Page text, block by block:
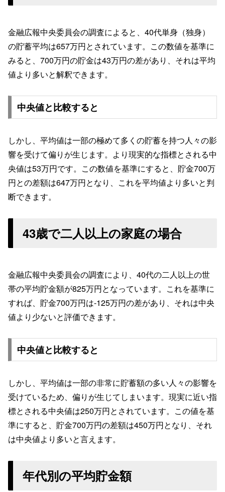
金融広報中央委員会の調査によると、40代単身（独身）
の貯蓄平均は657万円とされています。この数値を基準に
みると、700万円の貯金は43万円の差があり、それは平均
値より多いと解釈できます。
中央値と比較すると
しかし、平均値は一部の極めて多くの貯蓄を持つ人々の影
響を受けて偏りが生じます。より現実的な指標とされる中
央値は53万円です。この数値を基準にすると、貯金700万
円との差額は647万円となり、これを平均値より多いと判
断できます。
43歳で二人以上の家庭の場合
金融広報中央委員会の調査により、40代の二人以上の世
帯の平均貯金額が825万円となっています。これを基準に
すれば、貯金700万円は-125万円の差があり、それは中央
値より少ないと評価できます。
中央値と比較すると
しかし、平均値は一部の非常に貯蓄額の多い人々の影響を
受けているため、偏りが生じてしまいます。現実に近い指
標とされる中央値は250万円とされています。この値を基
準にすると、貯金700万円の差額は450万円となり、それ
は中央値より多いと言えます。
年代別の平均貯金額